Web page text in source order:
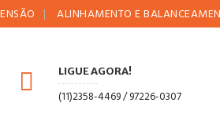
ALINHAMENTO E BALANCEAMENTO
LIGUE AGORA!
(11)2358-4469 / 97226-0307